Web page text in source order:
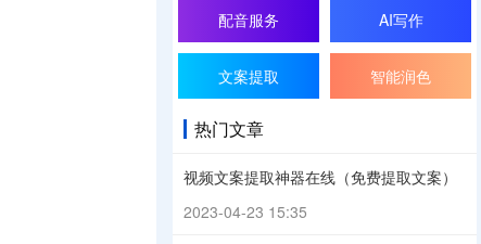
配音服务 AI写作
文案提取 智能润色
热门文章
视频文案提取神器在线（免费提取文案）
2023-04-23 15:35